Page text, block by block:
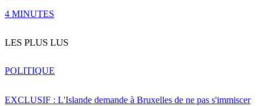
4 MINUTES
LES PLUS LUS
EXCLUSIF : L'Islande demande à Bruxelles de ne pas s'immiscer
POLITIQUE